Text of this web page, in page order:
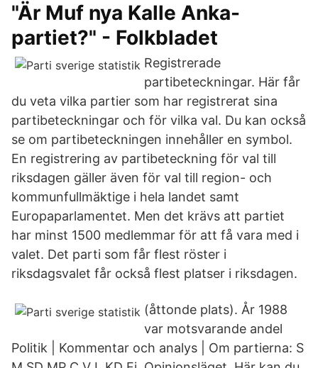
"Är Muf nya Kalle Anka-
partiet?" - Folkbladet
Registrerade
partibeteckningar. Här får
du veta vilka partier som har registrerat sina
partibeteckningar och för vilka val. Du kan också
se om partibeteckningen innehåller en symbol.
En registrering av partibeteckning för val till
riksdagen gäller även för val till region- och
kommunfullmäktige i hela landet samt
Europaparlamentet. Men det krävs att partiet
har minst 1500 medlemmar för att få vara med i
valet. Det parti som får flest röster i
riksdagsvalet får också flest platser i riksdagen.
(åttonde plats). År 1988
var motsvarande andel
Politik | Kommentar och analys | Om partierna: S